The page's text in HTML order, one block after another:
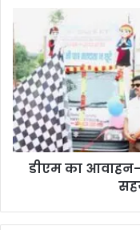
डीएम का आवाहन-